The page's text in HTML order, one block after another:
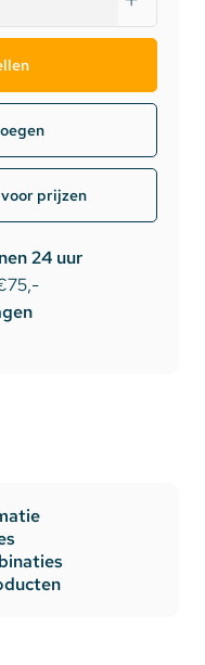
prijzen
24 uur